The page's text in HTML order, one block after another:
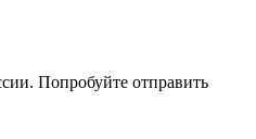
Попробуйте отправить